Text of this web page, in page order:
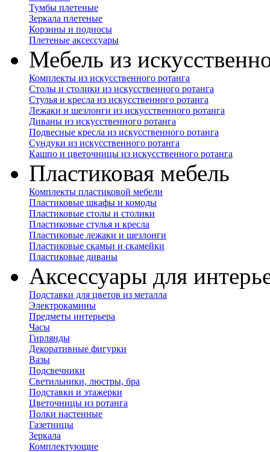
Тумбы плетеные
Зеркала плетеные
Корзины и подносы
Плетеные аксессуары
Мебель из
Комплекты из искусственного ротанга
Столы и столики из искусственного ротанга
Стулья и кресла из искусственного ротанга
Лежаки и шезлонги из искусственного ротанга
Диваны из искусственного ротанга
Подвесные кресла из искусственного ротанга
Сундуки из искусственного ротанга
Кашпо и цветочницы из искусственного ротанга
Пластиковая мебель
Комплекты пластиковой мебели
Пластиковые шкафы и комоды
Пластиковые столы и столики
Пластиковые стулья и кресла
Пластиковые лежаки и шезлонги
Пластиковые скамьи и скамейки
Пластиковые диваны
Аксессуары для
Подставки для цветов из металла
Электрокамины
Предметы интерьера
Часы
Гирлянды
Декоративные фигурки
Вазы
Подсвечники
Светильники, люстры, бра
Подставки и этажерки
Цветочницы из ротанга
Полки настенные
Газетницы
Зеркала
Комплектующие